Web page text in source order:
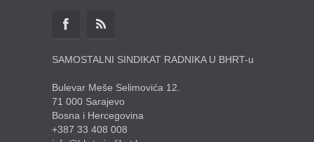
SAMOSTALNI SINDIKAT RADNIKA U BHRT-u
Bulevar Meše Selimovića 12.
71 000 Sarajevo
Bosna i Hercegovina
+387 33 408 008